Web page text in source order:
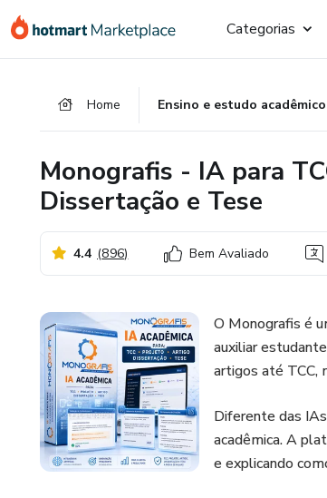
para
para
para
Categorias
Home Ensino e estudo acadêmico
Monografis - IA para
Dissertação e Tese
4.4 (896) Bem Avaliado
O Monografis é
auxiliar
artigos até TCC,
Diferente das
acadêmica. A
e explicando